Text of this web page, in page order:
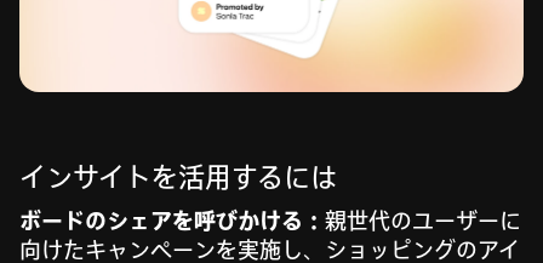
インサイトを活用するには
ボードのシェアを呼びかける： 親世代のユーザーに
向けたキャンペーンを実施し、ショッピングのアイ